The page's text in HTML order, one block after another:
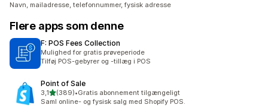
Navn, mailadresse, telefonnummer, fysisk adresse
Flere apps som denne
F: POS Fees Collection
Mulighed for gratis prøveperiode
Tilføj POS-gebyrer og -tillæg i POS
Point of Sale
3,1ud af 5 stjerner
(389)
389 anmeldelser i alt
•Gratis abonnement tilgængeligt
Saml online- og fysisk salg med Shopify POS.